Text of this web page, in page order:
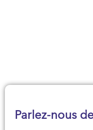
Parlez-nous